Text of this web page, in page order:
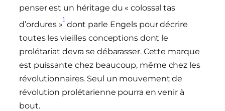
penser est un héritage du « colossal tas
d’ordures »
1
dont parle Engels pour décrire
toutes les vieilles conceptions dont le
prolétariat devra se débarasser. Cette marque
est puissante chez beaucoup, même chez les
révolutionnaires. Seul un mouvement de
révolution prolétarienne pourra en venir à
bout.